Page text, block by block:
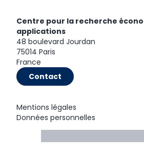
Centre pour la recherche
applications
48 boulevard Jourdan
75014 Paris
France
Contact
Mentions légales
Données personnelles